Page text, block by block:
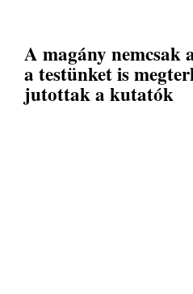
A magány nemcsak
a testünket is
jutottak a kutatók